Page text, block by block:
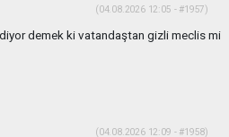
(04.08.2026 12:05 - #1957)
demek ki vatandaştan gizli meclis mi
(04.08.2026 12:09 - #1958)